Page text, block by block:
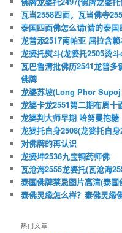
瓦当2558四面，瓦当佛寺
泰国四面佛怎么请(请的泰
龙普添2517南帕亚 屈拉含
龙婆托熨斗(龙婆托2505烫
瓦巴鲁清批佛历2541龙普
佛牌
龙婆苏坡(Long Phor
龙婆卡龙2551第二期布周十
龙婆判大师早期 哈努曼抱糖
龙婆托自身2508(龙婆托自
对佛牌的再认识
龙婆坤2536九宝铜药师佛
瓦沧海2555龙婆托(瓦沧海
泰国佛牌禁忌图片高清(泰
泰佛灵缘怎么样？泰佛灵缘
热门文章